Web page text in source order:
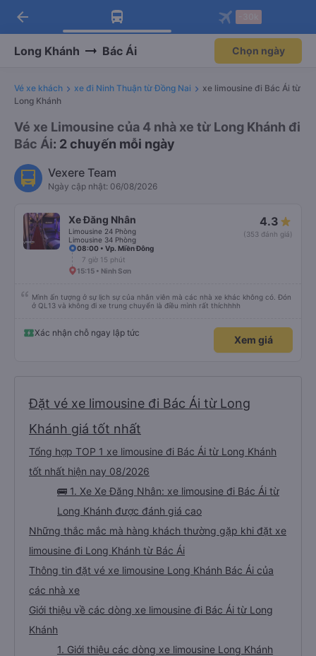
Tải app Vexere ngay!
Nhận ưu đãi thành viên độc
Mở app
Tải app Vexere
-30k/ghế khi đặt vé máy bay qua
Mở app
arrow_back
Long Khánh Bác Ái Chọn ngày
Vé xe khách xe đi Ninh Thuận từ Đồng Nai
xe limousine đi Bác Ái từ
Long Khánh
Vé xe Limousine của 4 nhà xe từ Long Khánh đi
Bác Ái: 2 chuyến mỗi ngày
Vexere Team
Ngày cập nhật: 06/08/2026
Xe Đăng Nhân
Limousine 24 Phòng
Limousine 34 Phòng
4.3
(353 đánh giá)
08:00 • Vp. Miền Đông
7 giờ 15 phút
15:15 • Ninh Sơn
Mình ấn tượng ở sự lịch sự của nhân viên mà các nhà xe khác không có. Đón
ở QL13 và không đi xe trung chuyển là điều mình rất thíchhhh
Xác nhận chỗ ngay lập tức
Xem giá
Đặt vé xe limousine đi Bác Ái từ Long
Khánh giá tốt nhất
Tổng hợp TOP 1 xe limousine đi Bác Ái từ Long Khánh
tốt nhất hiện nay 08/2026
🚌 1. Xe Xe Đăng Nhân: xe limousine đi Bác Ái từ
Long Khánh được đánh giá cao
Những thắc mắc mà hàng khách thường gặp khi đặt xe
limousine đi Long Khánh từ Bác Ái
Thông tin đặt vé xe limousine Long Khánh Bác Ái của
các nhà xe
Giới thiệu về các dòng xe limousine đi Bác Ái từ Long
Khánh
1. Giới thiệu các dòng xe limousine Long Khánh